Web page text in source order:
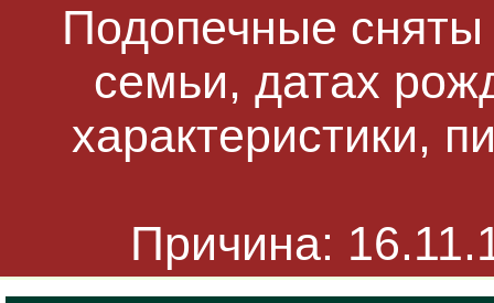
Подопечные
семьи, датах
характеристики,
Причина: